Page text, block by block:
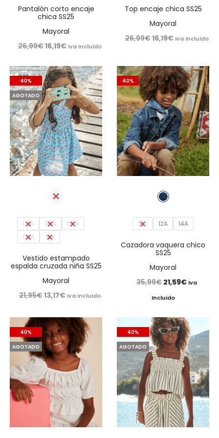
Pantalón corto encaje
chica SS25
Mayoral
26,99€El
original
era:
26,99€.
16,19€El
actual
es:
16,19€.
Iva Incluido
Top encaje chica SS25
Mayoral
26,99€El
original
era:
26,99€.
16,19€El
actual
es:
16,19€.
Iva Incluido
40%
AGOTADO
02A 04A
06A
08A
10A
Vestido estampado
espalda cruzada niña SS25
Mayoral
21,95€El
original
era:
21,95€.
13,17€El
actual
es:
13,17€.
Iva Incluido
40%
10A 12A 14A
Cazadora vaquera chico
SS25
Mayoral
35,99€ El
precio
era:
35,99€.
21,59€El
es:
21,59€.
Iva
Incluido
40%
AGOTADO
40%
AGOTADO